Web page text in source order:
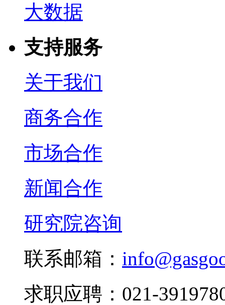
大数据
支持服务
关于我们
商务合作
市场合作
新闻合作
研究院咨询
联系邮箱：
求职应聘：021-